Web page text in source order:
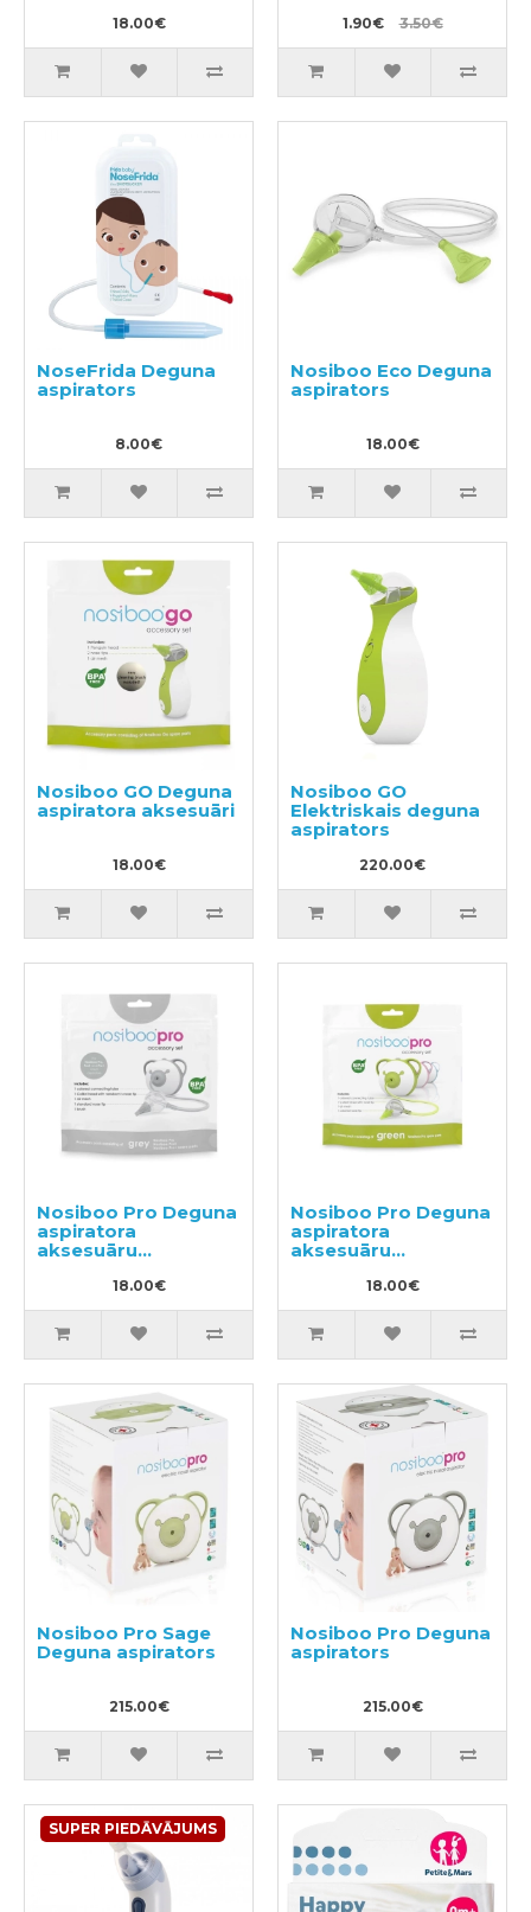
18.00€ 1.90€ 3.50€
NoseFrida Deguna
aspirators
8.00€
Nosiboo Eco Deguna
aspirators
18.00€
Nosiboo GO Deguna
aspiratora aksesuāri
18.00€
Nosiboo GO
Elektriskais deguna
aspirators
220.00€
Nosiboo Pro Deguna
aspiratora
aksesuāru
18.00€
Nosiboo Pro Deguna
aspiratora
aksesuāru
18.00€
Nosiboo Pro Sage
Deguna aspirators
215.00€
Nosiboo Pro Deguna
aspirators
215.00€
SUPER PIEDĀVĀJUMS